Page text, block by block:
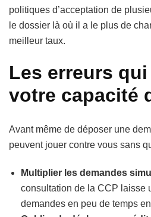
politiques d’acceptation de
le dossier là où il a le plus de
meilleur taux.
Les erreurs
votre capacité
Avant même de déposer une
peuvent jouer contre vous sans
Multiplier les demandes
consultation de la CCP laisse
demandes en peu de temps